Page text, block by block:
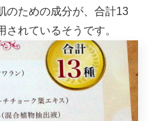
のための成分が、合計13
れているそうです。